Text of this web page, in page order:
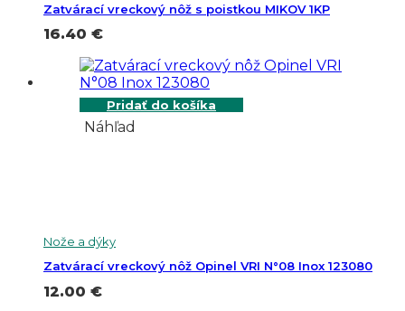
Zatvárací vreckový nôž s poistkou MIKOV 1KP
16.40 €
Pridať do košíka
Náhľad
Nože a dýky
Zatvárací vreckový nôž Opinel VRI N°08 Inox 123080
12.00 €